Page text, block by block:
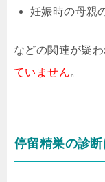
妊娠時の母親
などの関連が疑わ
ていません。
停留精巣の診断